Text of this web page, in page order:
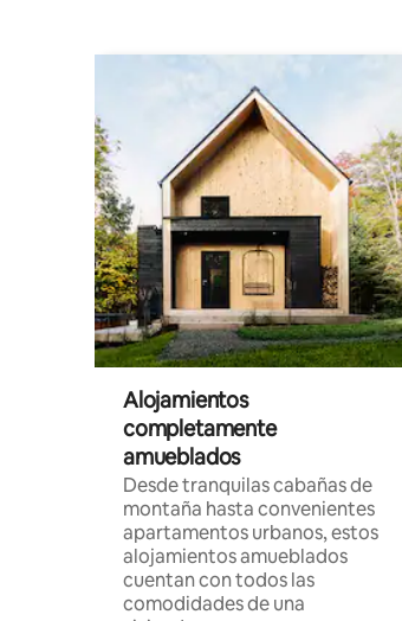
Alojamientos
completamente
amueblados
Desde tranquilas cabañas de
montaña hasta convenientes
apartamentos urbanos, estos
alojamientos amueblados
cuentan con todos las
comodidades de una